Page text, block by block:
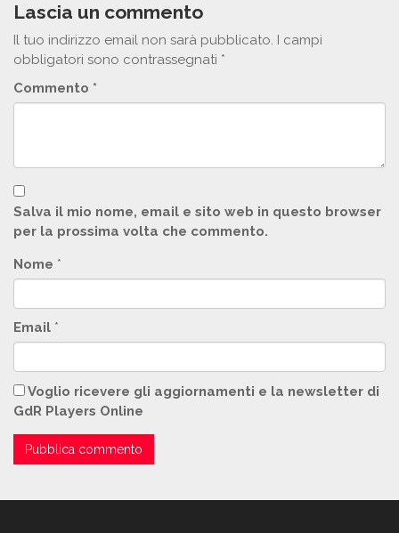
Lascia un commento
Il tuo indirizzo email non sarà pubblicato. I campi
obbligatori sono contrassegnati *
Commento *
Salva il mio nome, email e sito web in questo browser
per la prossima volta che commento.
Nome *
Email *
Voglio ricevere gli aggiornamenti e la newsletter di
GdR Players Online